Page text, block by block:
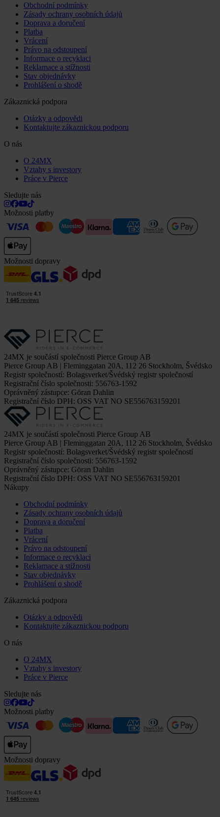
Obchodní podmínky
Zásady ochrany osobních údajů
Doprava a doručení
Platba
Vrácení
Právo na odstoupení
Informace o recyklaci
Reklamace a stížnosti
Stav objednávky
Prohlášení o shodě
Zákaznická podpora
Otázky a odpovědi
Kontaktujte zákaznickou podporu
O nás
O 24MX
Vztahy s investory
Práce v Pierce
Sledujte nás
Možnosti platby
Možnosti dopravy
24MX je součástí společnosti Pierce Group AB
Pierce Group AB | Fleminggatan 20A, 112 26 Stockholm, Švédsko
Registr společností: Bolagsverket/Švédský registr společností
Registrační číslo společnosti: 556763-1592
Oprávněný zástupce: Göran Dahlin
Registrační číslo DPH: OSS VAT NO SE556763159201
24MX je součástí společnosti Pierce Group AB
Pierce Group AB | Fleminggatan 20A, 112 26 Stockholm, Švédsko
Registr společností: Bolagsverket/Švédský registr společností
Registrační číslo společnosti: 556763-1592
Oprávněný zástupce: Göran Dahlin
Registrační číslo DPH: OSS VAT NO SE556763159201
Nákupy
Obchodní podmínky
Zásady ochrany osobních údajů
Doprava a doručení
Platba
Vrácení
Právo na odstoupení
Informace o recyklaci
Reklamace a stížnosti
Stav objednávky
Prohlášení o shodě
Zákaznická podpora
Otázky a odpovědi
Kontaktujte zákaznickou podporu
O nás
O 24MX
Vztahy s investory
Práce v Pierce
Sledujte nás
Možnosti platby
Možnosti dopravy